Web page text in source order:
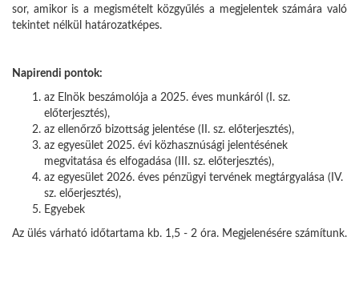
sor, amikor is a megismételt közgyűlés a megjelentek számára való
tekintet nélkül határozatképes.
Napirendi pontok:
az Elnök beszámolója a 2025. éves munkáról (I. sz.
előterjesztés),
az ellenőrző bizottság jelentése (II. sz. előterjesztés),
az egyesület 2025. évi közhasznúsági jelentésének
megvitatása és elfogadása (III. sz. előterjesztés),
az egyesület 2026. éves pénzügyi tervének megtárgyalása (IV.
sz. előerjesztés),
Egyebek
Az ülés várható időtartama kb. 1,5 - 2 óra. Megjelenésére számítunk.